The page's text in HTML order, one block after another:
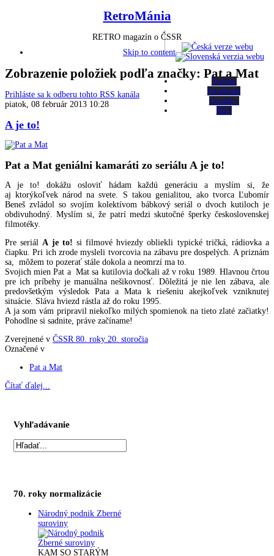
RetroMánia
RETRO magazín o ČSSR
Twitter
Facebook
Google+
RSS
Skip to content
Zobrazenie položiek podľa značky: Pat a Mat
Prihláste sa k odberu tohto RSS kanála
piatok, 08 február 2013 10:28
A je to!
Pat a Mat geniálni kamaráti zo seriálu A je to!
A je to! dokážu osloviť hádam každú generáciu a myslím si, že
aj ktorýkoľvek národ na svete. S takou genialitou, ako tvorca Ľubomír
Beneš zvládol so svojím kolektívom bábkový seriál o dvoch kutiloch je
obdivuhodný. Myslím si, že patrí medzi skutočné šperky československej
filmotéky.
Pre seriálA je to! si filmové hviezdy obliekli typické tričká, rádiovka a
čiapku. Pri ich zrode mysleli tvorcovia na zábavu pre dospelých. A priznám
sa, môžem to pozerať stále dokola a neomrzí ma to.
Svojich mien Pat a Mat sa kutilovia dočkali až v roku 1989. Hlavnou črtou
pre ich príbehy je manuálna nešikovnosť. Dôležitá je nie len zábava, ale
predovšetkým výsledok Pata a Mata k riešeniu akejkoľvek vzniknutej
situácie. Sláva hviezd rástla až do roku 1995.
A ja som vám pripravil niekoľko milých spomienok na tieto zlaté začiatky!
Pohodlne si sadnite, práve začíname!
Zverejnené v ČSSR 80. roky 20. storočia
Označené v
Pat a Mat
Čítať ďalej...
Vyhľadávanie
70. roky normalizácie
Národný podnik Zberné
suroviny
KAM SO STARÝM